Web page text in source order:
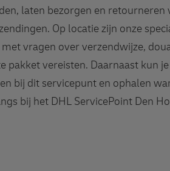
laten bezorgen en
Op locatie zijn onze
vragen over verzendwijze,
pakket vereisten. Daarnaast kun
bij dit servicepunt en ophalen
bij het DHL ServicePoint Den